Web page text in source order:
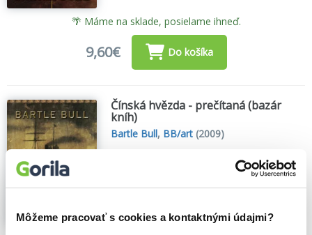
Môžeme pracovať s cookies a kontaktnými údajmi?
🌴 Máme na sklade, posielame ihneď.
9,60€ Do košíka
Čínská hvězda - prečítaná (bazár
kníh)
Bartle Bull, BB/art (2009)
Karlova do Paříže, kam po Bolševické
se vrací z Evropy zpátky do Šanghaje...
Zobraziť viac